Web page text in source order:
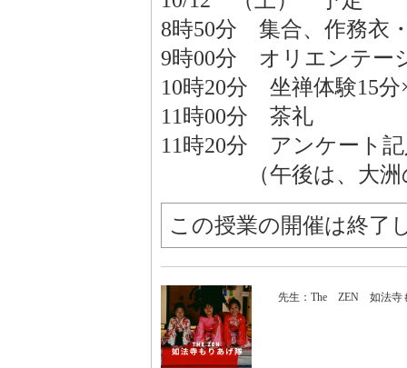
8時50分 集合、作務衣
9時00分 オリエンテー
10時20分 坐禅体験15分
11時00分 茶礼
11時20分 アンケート
（午後は、大洲の
この授業の開催は終了
先生：The ZEN 如法寺